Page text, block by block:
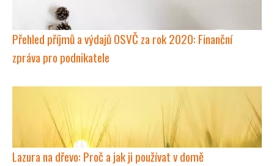
Přehled příjmů a výdajů OSVČ za rok 2020: Finanční
zpráva pro podnikatele
Lazura na dřevo: Proč a jak ji používat v domě